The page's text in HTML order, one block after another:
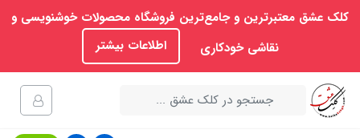
کلک عشق معتبرترین و جامع‌ترین فروشگاه محصولات خوشنویسی و
نقاشی خودکاری
اطلاعات بیشتر